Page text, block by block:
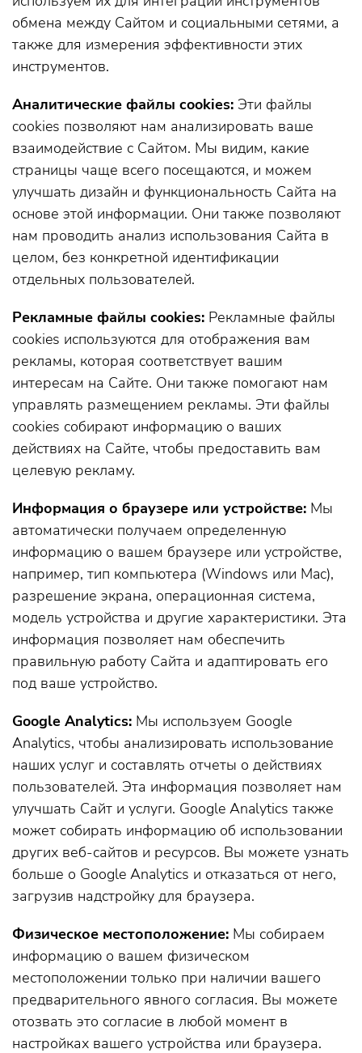
обмена между Сайтом и социальными сетями, а
также для измерения эффективности этих
инструментов.
Аналитические файлы cookies: Эти файлы
cookies позволяют нам анализировать ваше
взаимодействие с Сайтом. Мы видим, какие
страницы чаще всего посещаются, и можем
улучшать дизайн и функциональность Сайта на
основе этой информации. Они также позволяют
нам проводить анализ использования Сайта в
целом, без конкретной идентификации
отдельных пользователей.
Рекламные файлы cookies: Рекламные файлы
cookies используются для отображения вам
рекламы, которая соответствует вашим
интересам на Сайте. Они также помогают нам
управлять размещением рекламы. Эти файлы
cookies собирают информацию о ваших
действиях на Сайте, чтобы предоставить вам
целевую рекламу.
Информация о браузере или устройстве: Мы
автоматически получаем определенную
информацию о вашем браузере или устройстве,
например, тип компьютера (Windows или Mac),
разрешение экрана, операционная система,
модель устройства и другие характеристики. Эта
информация позволяет нам обеспечить
правильную работу Сайта и адаптировать его
под ваше устройство.
Google Analytics: Мы используем Google
Analytics, чтобы анализировать использование
наших услуг и составлять отчеты о действиях
пользователей. Эта информация позволяет нам
улучшать Сайт и услуги. Google Analytics также
может собирать информацию об использовании
других веб-сайтов и ресурсов. Вы можете узнать
больше о Google Analytics и отказаться от него,
загрузив надстройку для браузера.
Физическое местоположение: Мы собираем
информацию о вашем физическом
местоположении только при наличии вашего
предварительного явного согласия. Вы можете
отозвать это согласие в любой момент в
настройках вашего устройства или браузера.